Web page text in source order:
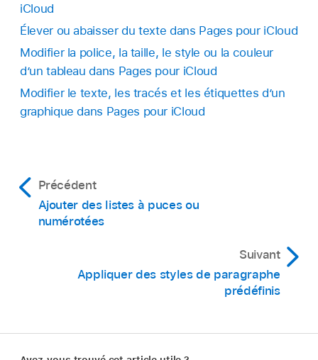
iCloud
Élever ou abaisser du texte dans Pages pour iCloud
Modifier la police, la taille, le style ou la couleur
d’un tableau dans Pages pour iCloud
Modifier le texte, les tracés et les étiquettes d’un
graphique dans Pages pour iCloud
Précédent
Ajouter des listes à puces ou
numérotées
Suivant
Appliquer des styles de paragraphe
prédéfinis